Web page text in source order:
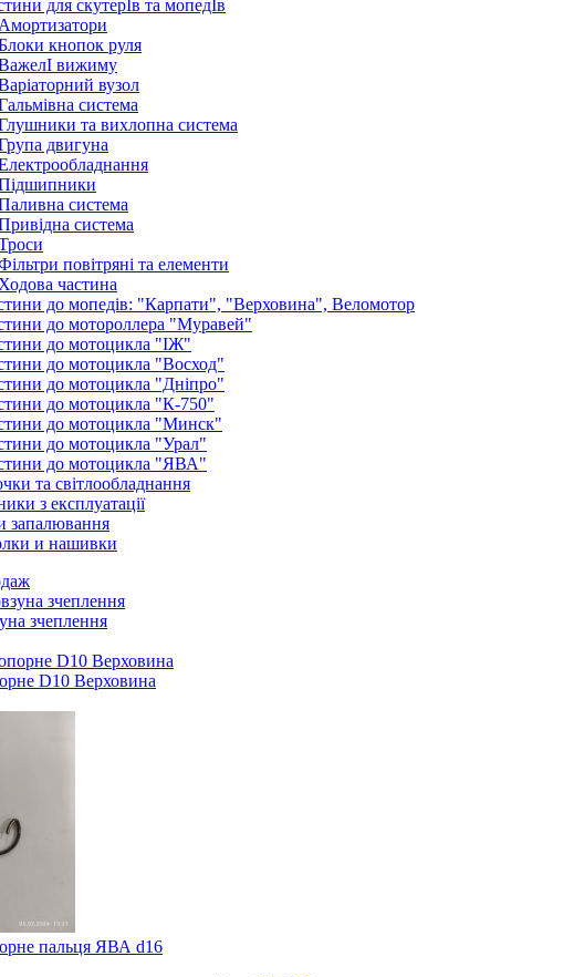
для скутерІв та мопедІв
Амортизатори
кнопок руля
вижиму
вузол
система
та вихлопна система
двигуна
система
система
повітряні та елементи
Ходова частина
до мопедів: "Карпати", "Верховина", Веломотор
до мотороллера "Муравей"
до мотоцикла "ІЖ"
до мотоцикла "Восход"
до мотоцикла "Дніпро"
до мотоцикла "К-750"
до мотоцикла "Минск"
до мотоцикла "Урал"
до мотоцикла "ЯВА"
та світлообладнання
з експлуатації
запалювання
и нашивки
зчеплення
D10 Верховина
пальця ЯВА d16